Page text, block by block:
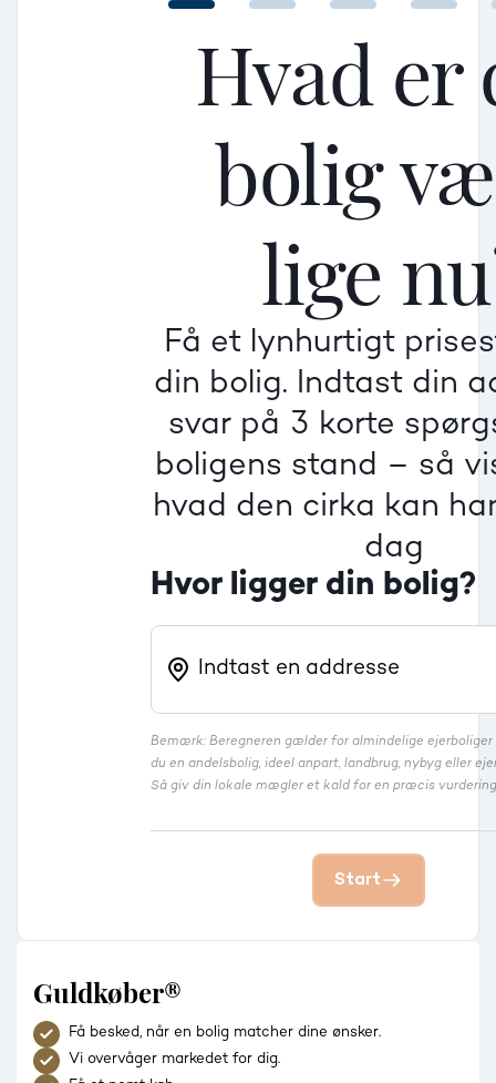
Hvad er
bolig
lige
Få et lynhurtigt
din bolig. Indtast din
svar på 3 korte
boligens stand – så
hvad den cirka kan
dag
Hvor ligger din bolig?
Bemærk: Beregneren gælder for almindelige ejerboliger
du en andelsbolig, ideel anpart, landbrug, nybyg eller
Så giv din lokale mægler et kald for en præcis
Dårlig
Mindre god
Mellem
Dårlig
Mindre god
Mellem
Dårlig
Mindre god
Mellem
Villa
Beregner pris
Start
Guldkøber®
Få besked, når en bolig matcher dine ønsker.
Vi overvåger markedet for dig.